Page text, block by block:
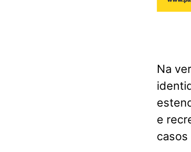
Na
e
casos